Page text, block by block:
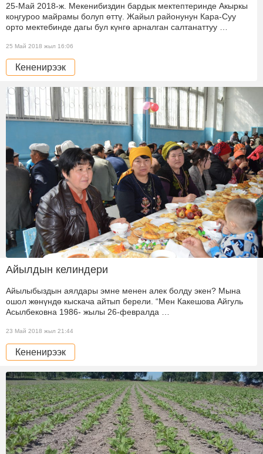
25-Май 2018-ж. Мекенибиздин бардык мектептеринде Акыркы
коңгуроо майрамы болуп өттү. Жайыл районунун Кара-Суу
орто мектебинде дагы бул күнгө арналган салтанаттуу …
25 Май 2018 жыл 16:06
Кененирээк
Айылдын келиндери
Айылыбыздын аялдары эмне менен алек болду экен? Мына
ошол жөнүндө кыскача айтып берели. “Мен Какешова Айгуль
Асылбековна 1986- жылы 26-февралда …
23 Май 2018 жыл 21:44
Кененирээк